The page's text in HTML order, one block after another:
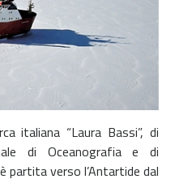
italiana “Laura Bassi”, di
di Oceanografia e di
partita verso l’Antartide dal